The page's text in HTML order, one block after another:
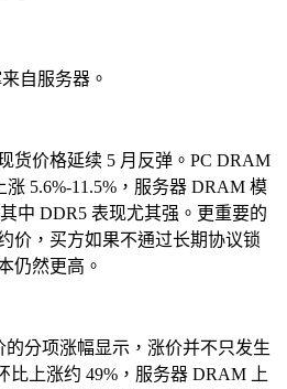
自服务器。
货价格延续 5 月反弹。PC DRAM
5.6%-11.5%，服务器 DRAM 模
中 DDR5 表现尤其强。更重要的
价，买方如果不通过长期协议锁
仍然更高。
分项涨幅显示，涨价并不只发生
比上涨约 49%，服务器 DRAM 上